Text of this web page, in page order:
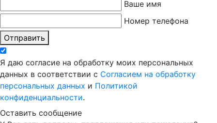
Ваше имя
Номер телефона
Отправить
Я даю согласие на обработку моих персональных
данных в соответствии с Согласием на обработку
персональных данных и Политикой
конфиденциальности.
Оставить сообщение